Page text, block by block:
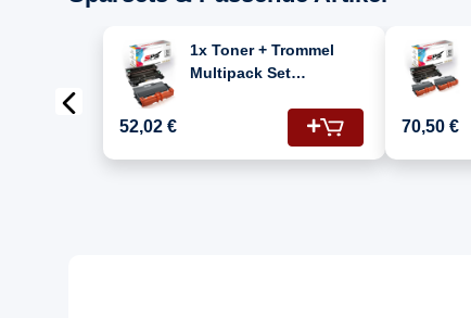
1x Toner + Trommel
Multipack Set
MFC-8550 DW (DR-3300,
52,02 € 70,50 €